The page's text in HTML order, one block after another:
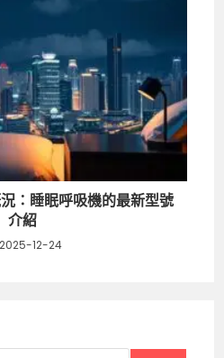
：睡眠呼吸機的最新型號
介紹
2025-12-24